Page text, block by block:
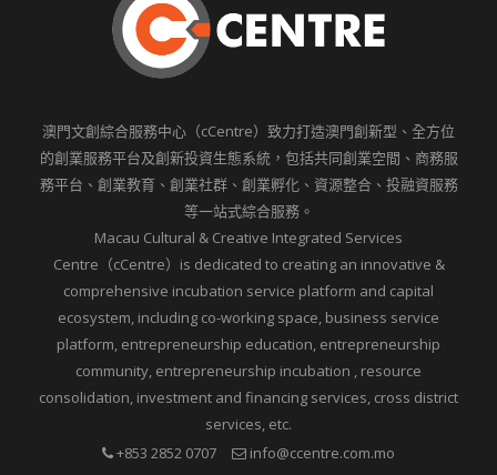
澳門文創綜合服務中心（cCentre）致力打造澳門創新型、全方位
的創業服務平台及創新投資生態系統，包括共同創業空間、商務服
務平台、創業教育、創業社群、創業孵化、資源整合、投融資服務
等一站式綜合服務。
Macau Cultural & Creative Integrated Services
Centre（cCentre）is dedicated to creating an innovative &
comprehensive incubation service platform and capital
ecosystem, including co-working space, business service
platform, entrepreneurship education, entrepreneurship
community, entrepreneurship incubation , resource
consolidation, investment and financing services, cross district
services, etc.
+853 2852 0707
info@ccentre.com.mo